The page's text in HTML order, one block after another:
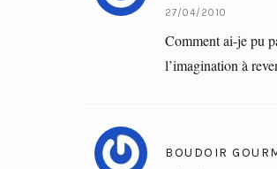
27/04/2010
Comment ai-je pu
l’imagination à
BOUDOIR